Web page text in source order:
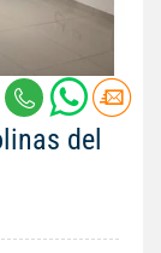
del